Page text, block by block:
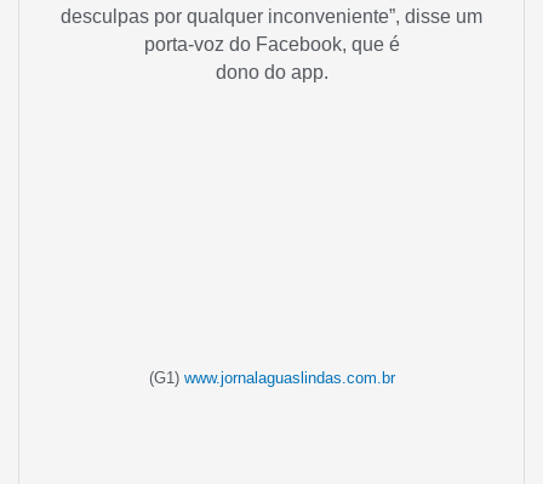
desculpas por qualquer inconveniente”, disse um
porta-voz do Facebook, que é
dono do app.
(G1) www.jornalaguaslindas.com.br